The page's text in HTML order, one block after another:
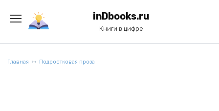
содержанию
inDbooks.ru
Книги в цифре
Главная Подростковая проза